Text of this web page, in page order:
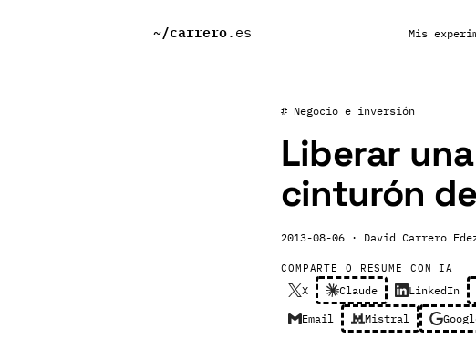
~/carrero.es Mis
# Negocio e inversión
Liberar
cinturón
2013-08-06 · David Carrero
COMPARTE O RESUME CON IA
X Claude LinkedIn
Email Mistral